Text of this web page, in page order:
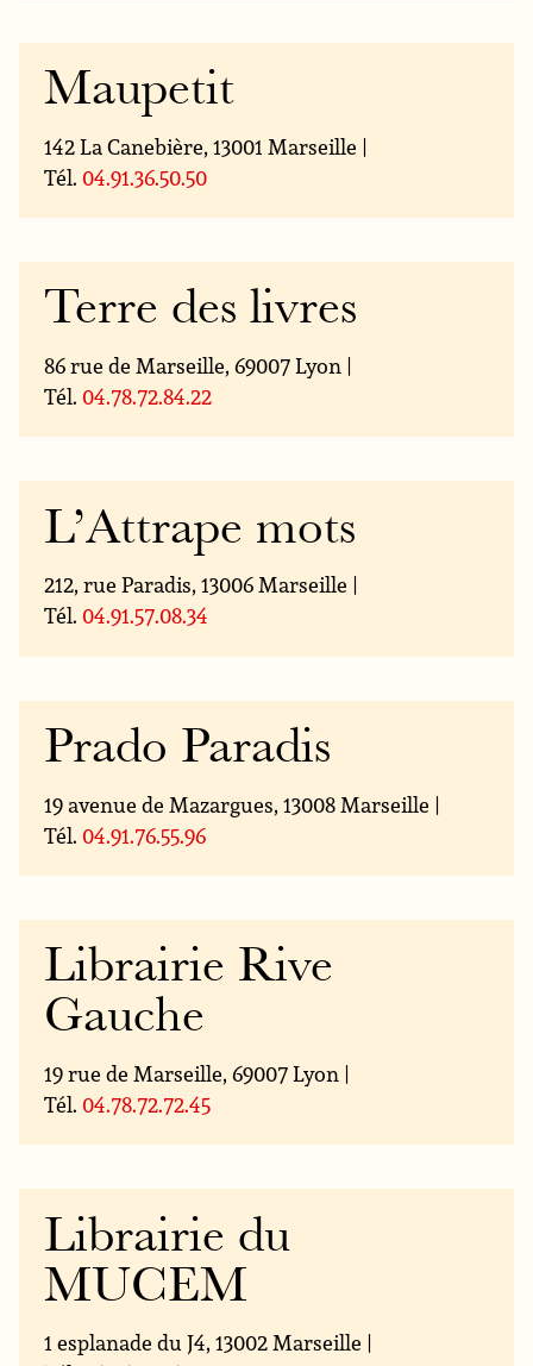
Maupetit
142 La Canebière, 13001 Marseille |
Tél. 04.91.36.50.50
Terre des livres
86 rue de Marseille, 69007 Lyon |
Tél. 04.78.72.84.22
L’Attrape mots
212, rue Paradis, 13006 Marseille |
Tél. 04.91.57.08.34
Prado Paradis
19 avenue de Mazargues, 13008 Marseille |
Tél. 04.91.76.55.96
Librairie Rive
Gauche
19 rue de Marseille, 69007 Lyon |
Tél. 04.78.72.72.45
Librairie du
MUCEM
1 esplanade du J4, 13002 Marseille |